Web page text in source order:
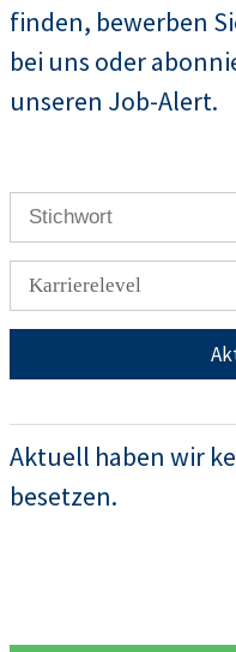
finden, bewerben
bei uns oder
unseren Job-Alert.
Karrierelevel
Aktuell haben wir
besetzen.